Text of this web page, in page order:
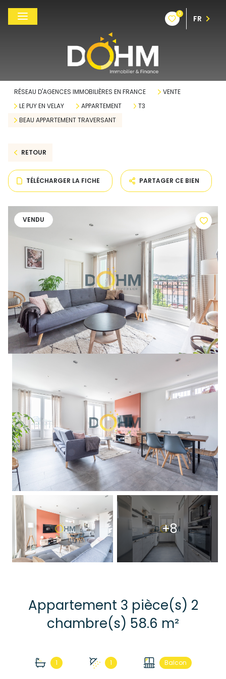
0
FR
RÉSEAU D'AGENCES IMMOBILIÈRES EN FRANCE
VENTE
LE PUY EN VELAY
APPARTEMENT
T3
BEAU APPARTEMENT TRAVERSANT
RETOUR
TÉLÉCHARGER LA FICHE PARTAGER CE BIEN
VENDU
+8
Appartement 3 pièce(s) 2
chambre(s) 58.6 m²
1 1 Balcon